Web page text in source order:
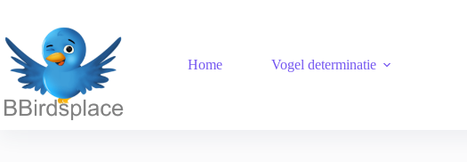
de
inhoud
Home Vogel determinatie